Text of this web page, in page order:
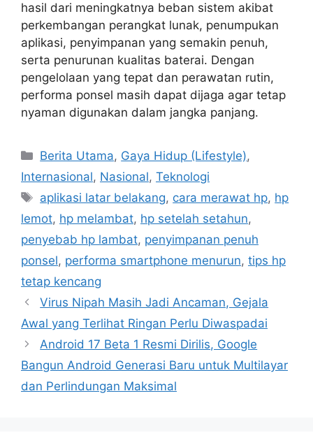
hasil dari meningkatnya beban sistem akibat
perkembangan perangkat lunak, penumpukan
aplikasi, penyimpanan yang semakin penuh,
serta penurunan kualitas baterai. Dengan
pengelolaan yang tepat dan perawatan rutin,
performa ponsel masih dapat dijaga agar tetap
nyaman digunakan dalam jangka panjang.
C
e
g
o
r
e
s
Berita Utama, Gaya Hidup (Lifestyle),
Internasional, Nasional, Teknologi
T
s
aplikasi latar belakang, cara merawat hp, hp
lemot, hp melambat, hp setelah setahun,
penyebab hp lambat, penyimpanan penuh
ponsel, performa smartphone menurun, tips hp
tetap kencang
Virus Nipah Masih Jadi Ancaman, Gejala
Awal yang Terlihat Ringan Perlu Diwaspadai
Android 17 Beta 1 Resmi Dirilis, Google
Bangun Android Generasi Baru untuk Multilayar
dan Perlindungan Maksimal